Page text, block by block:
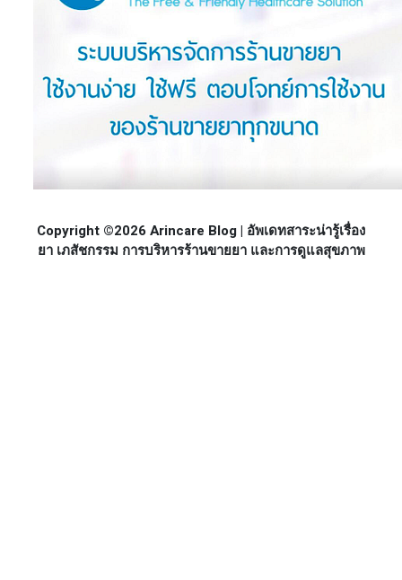
Copyright ©2026 Arincare Blog | อัพเดทสาระน่ารู้เรื่อง
ยา เภสัชกรรม การบริหารร้านขายยา และการดูแลสุขภาพ